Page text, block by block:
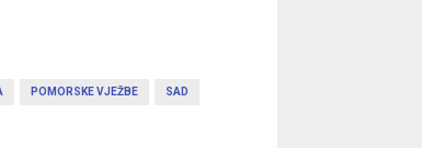
POMORSKE VJEŽBE SAD